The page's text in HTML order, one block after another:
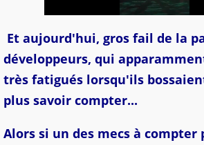
Et aujourd'hui, gros fail de la
développeurs, qui
très fatigués lorsqu'ils
plus savoir compter...
Alors si un des mecs à compter